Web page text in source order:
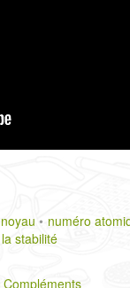
noyau numéro
stabilité
Compléments